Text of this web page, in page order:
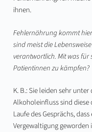
ihnen.
Fehlernährung kommt
sind meist die
verantwortlich. Mit was
Patientinnen zu kämpfen?
K. B.: Sie leiden sehr
Alkoholeinfluss sind
Laufe des Gesprächs,
Vergewaltigung geworden